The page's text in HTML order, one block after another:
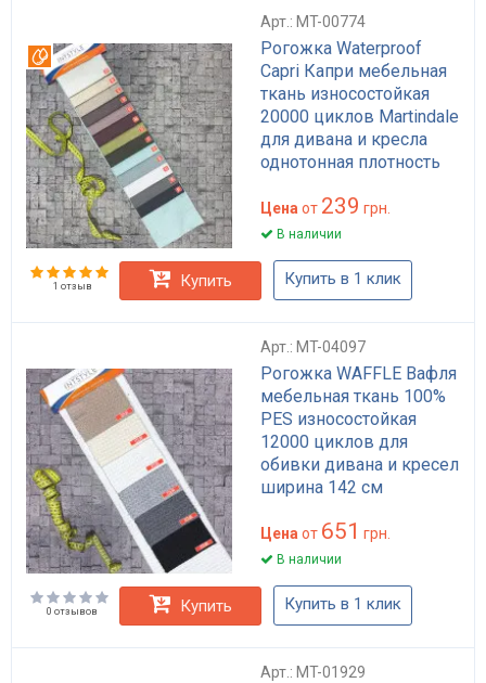
Арт.: MT-00774
Рогожка Waterproof
Capri Капри мебельная
ткань износостойкая
20000 циклов Martindale
для дивана и кресла
однотонная плотность
водоотталкивающая
Вотерпруф
Цена от 239 грн.
В наличии
1 отзыв Купить Купить в 1 клик
Арт.: MT-04097
Рогожка WAFFLE Вафля
мебельная ткань 100%
PES износостойкая
12000 циклов для
обивки дивана и кресел
ширина 142 см
Цена от 651 грн.
В наличии
0 отзывов Купить Купить в 1 клик
Арт.: MT-01929